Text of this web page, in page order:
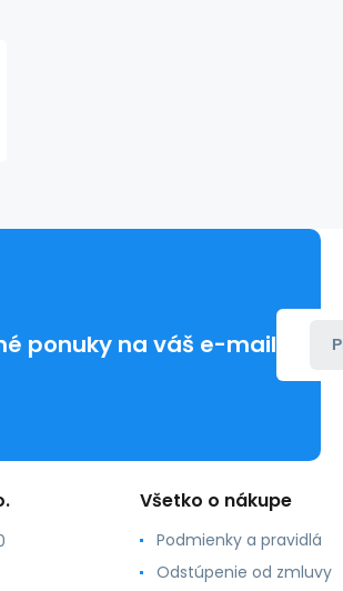
ponuky na váš e-mail
Všetko o nákupe
Podmienky a pravidlá
Odstúpenie od zmluvy